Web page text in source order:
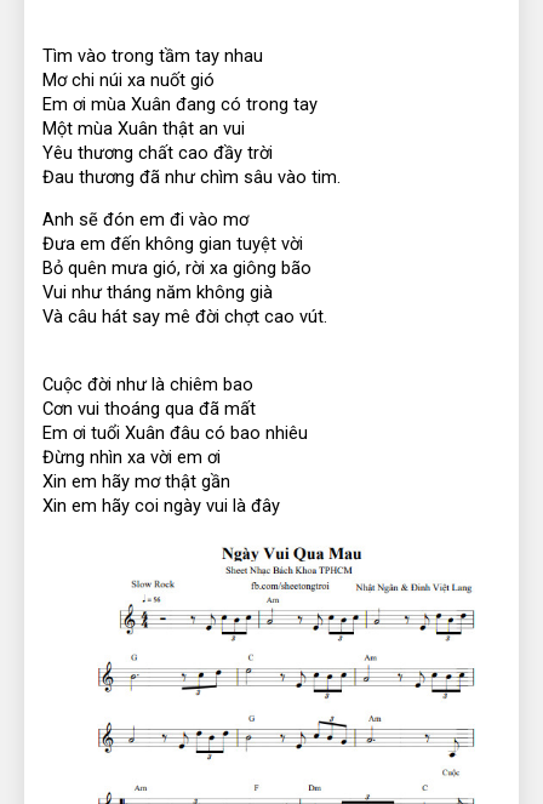
Tìm vào trong tầm tay nhau
Mơ chi núi xa nuốt gió
Em ơi mùa Xuân đang có trong tay
Một mùa Xuân thật an vui
Yêu thương chất cao đầy trời
Đau thương đã như chìm sâu vào tim.
Anh sẽ đón em đi vào mơ
Đưa em đến không gian tuyệt vời
Bỏ quên mưa gió, rời xa giông bão
Vui như tháng năm không già
Và câu hát say mê đời chợt cao vút.
Cuộc đời như là chiêm bao
Cơn vui thoáng qua đã mất
Em ơi tuổi Xuân đâu có bao nhiêu
Đừng nhìn xa vời em ơi
Xin em hãy mơ thật gần
Xin em hãy coi ngày vui là đây